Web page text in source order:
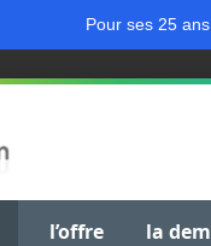
Pour ses 25
l’offre la